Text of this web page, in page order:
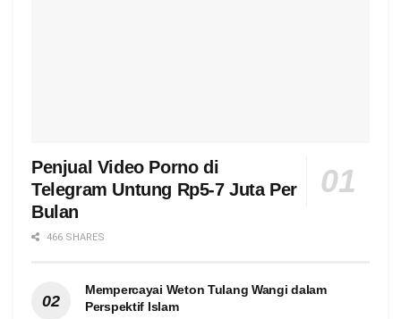
Penjual Video Porno di
Telegram Untung Rp5-7 Juta Per
Bulan
466 SHARES
Mempercayai Weton Tulang Wangi dalam
Perspektif Islam